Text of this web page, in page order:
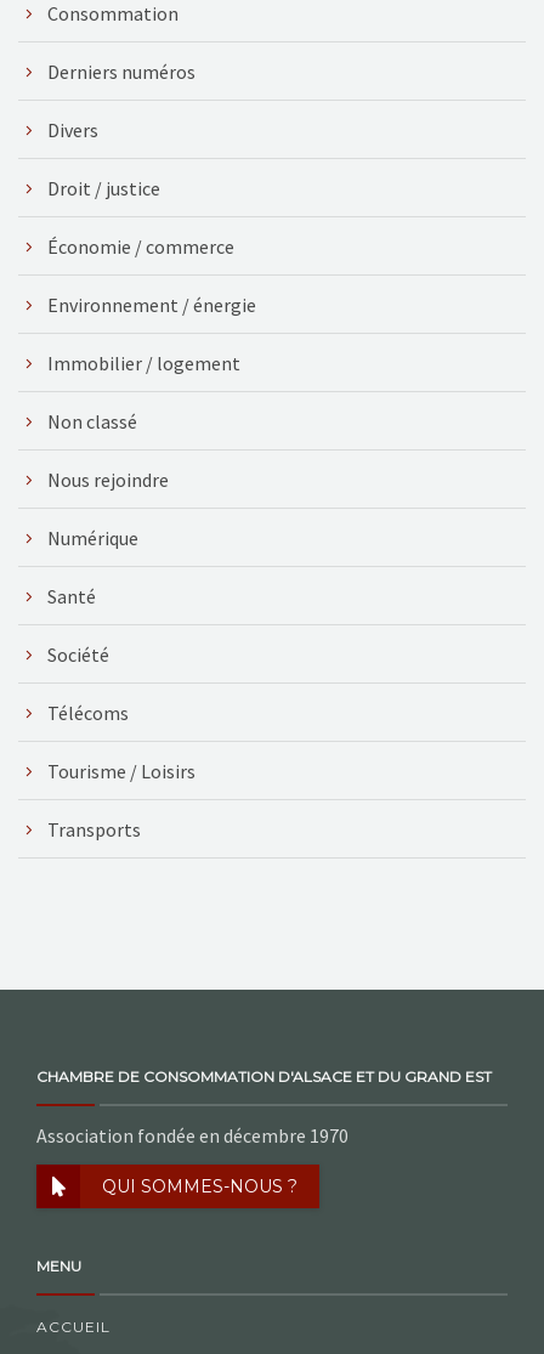
Consommation
Derniers numéros
Divers
Droit / justice
Économie / commerce
Environnement / énergie
Immobilier / logement
Non classé
Nous rejoindre
Numérique
Santé
Société
Télécoms
Tourisme / Loisirs
Transports
CHAMBRE DE CONSOMMATION D'ALSACE ET DU GRAND EST
Association fondée en décembre 1970
QUI SOMMES-NOUS ?
MENU
ACCUEIL